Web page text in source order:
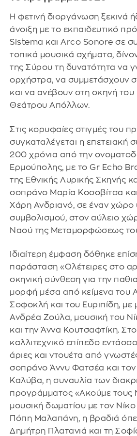
Η φετινή διοργάνωση ξεκινά
άνοιξη με το εκπαιδευτικό
Sistema και Arco Sonore σε
τοπικά μουσικά σχήματα,
της Σύρου τη δυνατότητα να
ορχήστρα, να συμμετάσχουν
και να ανέβουν στη σκηνή του
Θεάτρου Απόλλων.
Στις κορυφαίες στιγμές του
συγκαταλέγεται η επετειακή
200 χρόνια από την
Ερμούπολης, με το Gr Echo
της Εθνικής Λυρικής Σκηνής
σοπράνο Μαρία Κοσοβίτσα
Χάρη Ανδριανό, σε έναν
συμβολισμού, στον αύλειο
Ναού της Μεταμορφώσεως
Ιδιαίτερη έμφαση δόθηκε
παράσταση «Ολέτειρες στο
σκηνική σύνθεση για την
μορφή μέσα από κείμενα του
Σοφοκλή και του Ευριπίδη,
Ανδρέα Ζούλα, μουσική του
και την Άννα Κουτσαφτίκη.
καλλιτεχνικό επίπεδο
άριες και ντουέτα από
σοπράνο Άννυ Φατσέα και τον
Καλύβα, η συναυλία των
προγράμματος «Ακούμε τους
μουσική δωματίου με τον
Πόπη Μαλαπάνη, η βραδιά
Δημήτρη Πλατανιά και τη